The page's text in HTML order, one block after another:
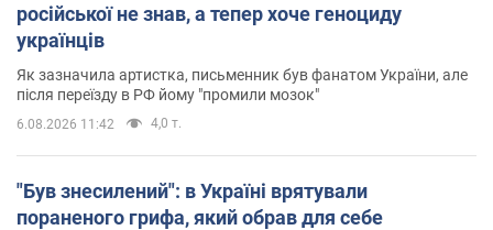
російської не знав, а тепер хоче геноциду
українців
Як зазначила артистка, письменник був фанатом України, але
після переїзду в РФ йому "промили мозок"
6.08.2026 11:42 4,0 т.
"Був знесилений": в Україні врятували
пораненого грифа, який обрав для себе